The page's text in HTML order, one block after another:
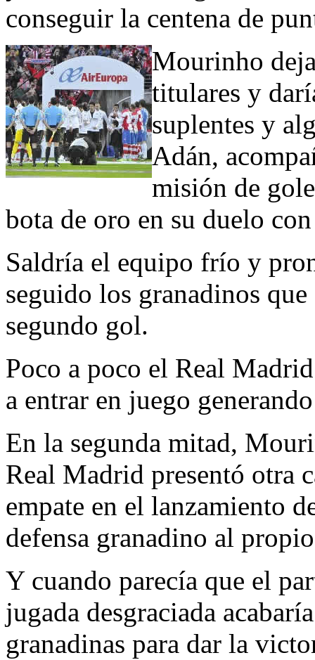
conseguir la centena de
Mourinho
titulares y
suplentes y
Adán,
misión de
bota de oro en su duelo
Saldría el equipo frío y
seguido los granadinos
segundo gol.
Poco a poco el Real
a entrar en juego
En la segunda mitad,
Real Madrid presentó otra
empate en el lanzamiento
defensa granadino al
Y cuando parecía que el
jugada desgraciada
granadinas para dar la